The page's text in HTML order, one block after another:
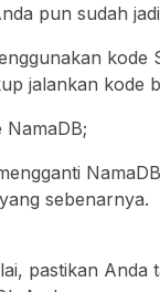
pun sudah
kode
jalankan kode
NamaDB;
sebenarnya.
pastikan Anda